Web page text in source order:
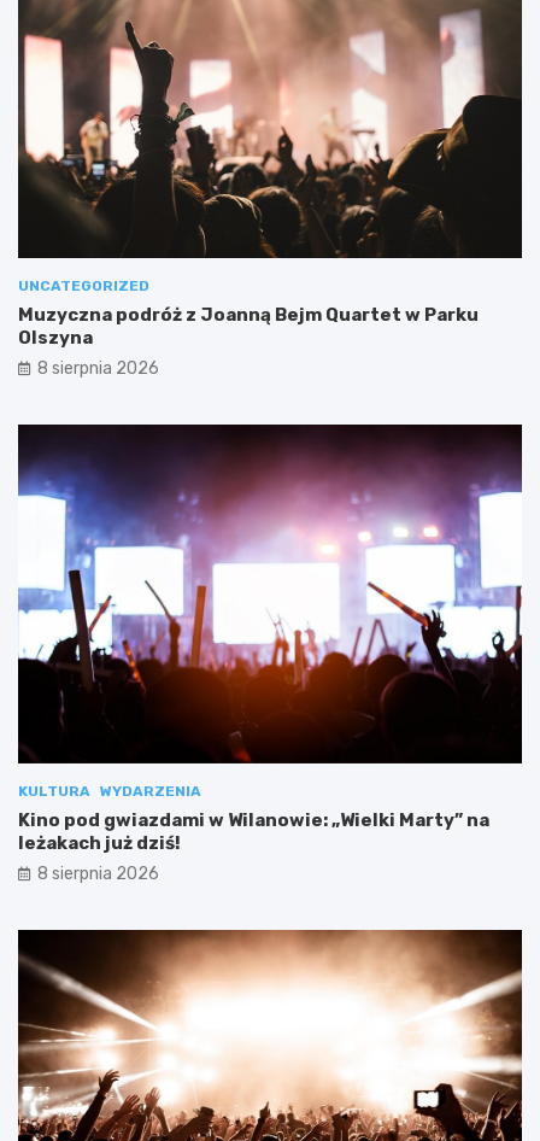
UNCATEGORIZED
Muzyczna podróż z Joanną Bejm Quartet w Parku
Olszyna
8 sierpnia 2026
KULTURA WYDARZENIA
Kino pod gwiazdami w Wilanowie: „Wielki Marty” na
leżakach już dziś!
8 sierpnia 2026